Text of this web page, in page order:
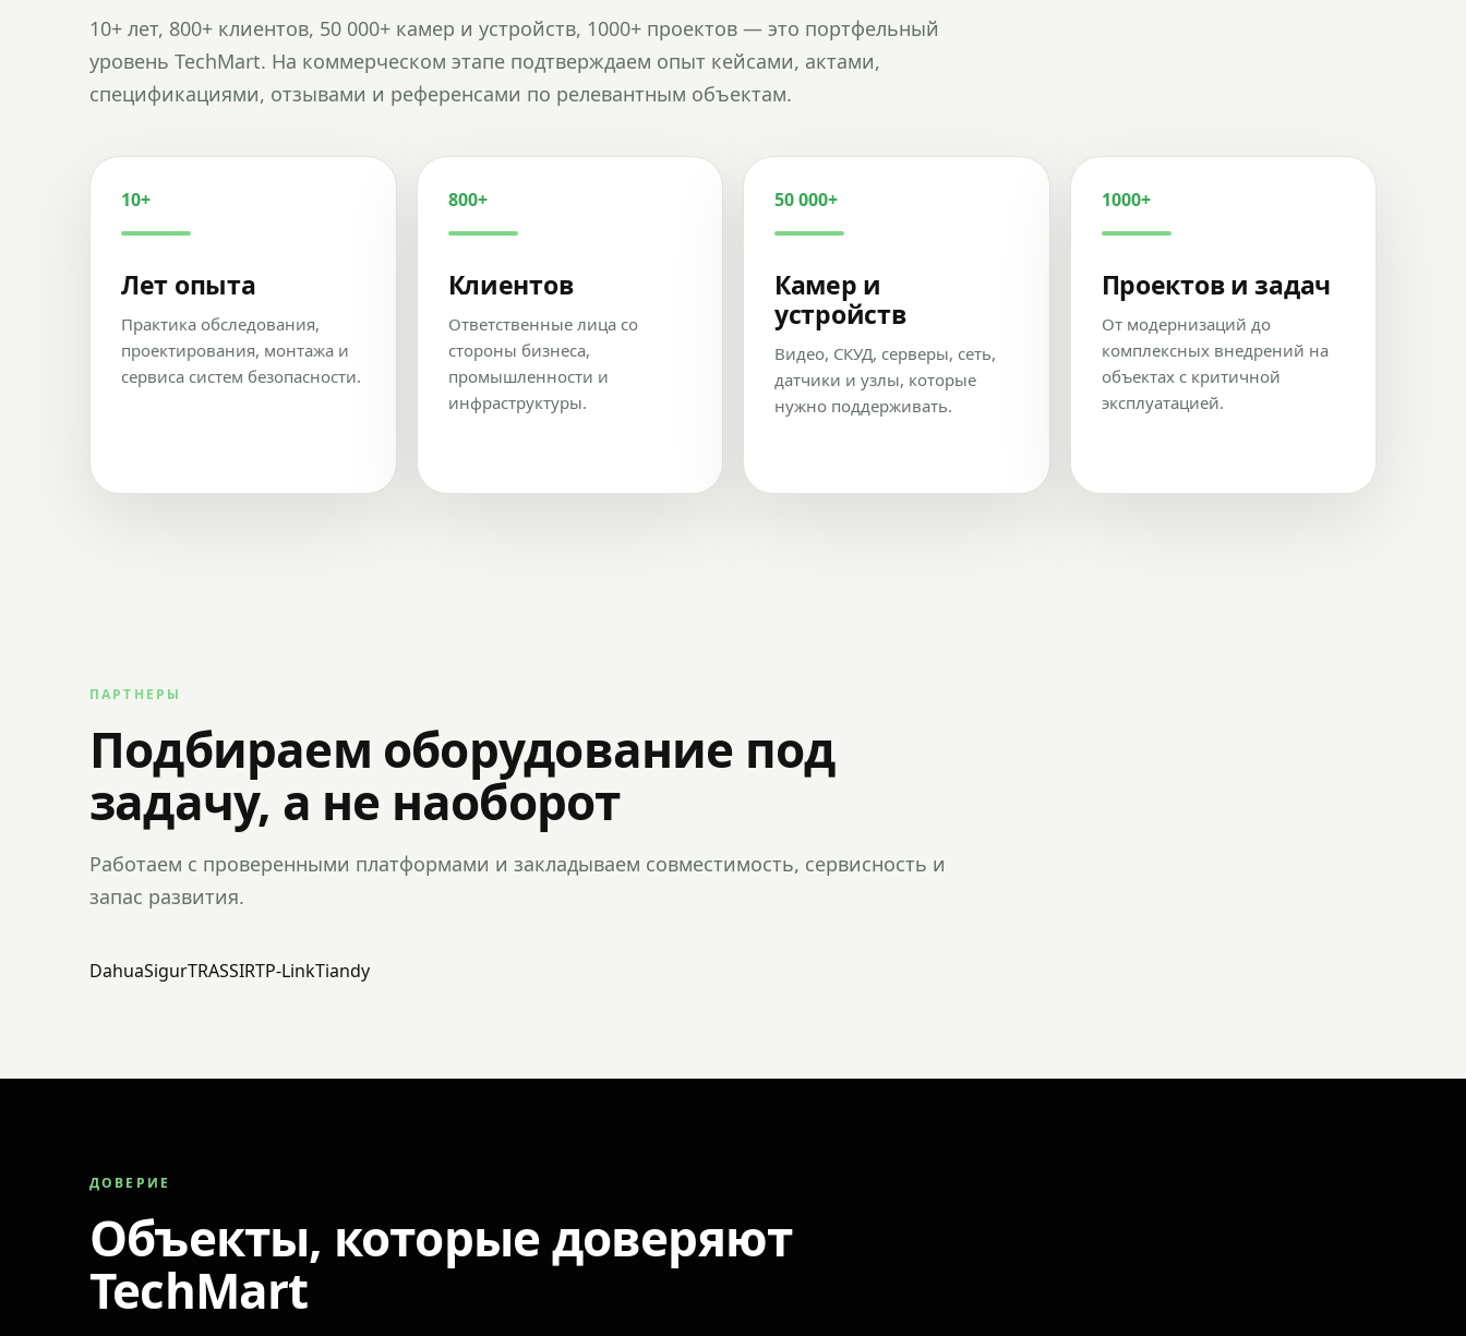
10+ лет, 800+ клиентов, 50 000+ камер и устройств, 1000+ проектов — это портфельный
уровень TechMart. На коммерческом этапе подтверждаем опыт кейсами, актами,
спецификациями, отзывами и референсами по релевантным объектам.
10+
Лет опыта
Практика обследования,
проектирования, монтажа и
сервиса систем безопасности.
800+
Клиентов
Ответственные лица со
стороны бизнеса,
промышленности и
инфраструктуры.
50 000+
Камер и
устройств
Видео, СКУД, серверы, сеть,
датчики и узлы, которые
нужно поддерживать.
1000+
Проектов и задач
От модернизаций до
комплексных внедрений на
объектах с критичной
эксплуатацией.
ПАРТНЕРЫ
Подбираем оборудование под
задачу, а не наоборот
Работаем с проверенными платформами и закладываем совместимость, сервисность и
запас развития.
DahuaSigurTRASSIRTP-LinkTiandy
ДОВЕРИЕ
Объекты, которые доверяют
TechMart